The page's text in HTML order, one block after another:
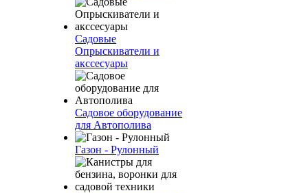
Садовые
Опрыскиватели и
акссесуары
Садовое оборудование
для Автополива
Газон - Рулонный